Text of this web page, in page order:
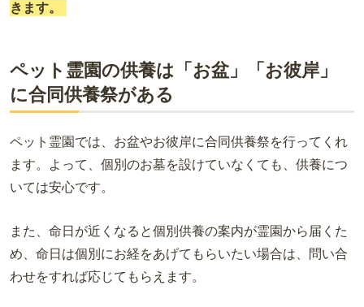
きます。
ペット霊園の供養は「お盆」「お彼岸」
に合同供養祭がある
ペット霊園では、お盆やお彼岸に合同供養祭を行ってくれ
ます。よって、個別のお墓を設けていなくても、供養につ
いては安心です。
また、命日が近くなると個別供養の案内が霊園から届くた
め、命日は個別にお経をあげてもらいたい場合は、問い合
わせをすれば応じてもらえます。